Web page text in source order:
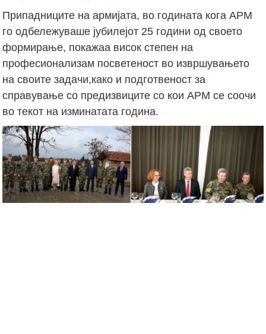
Припадниците на армијата, во годината кога АРМ
го одбележуваше јубилејот 25 години од своето
формирање, покажаа висок степен на
професионализам посветеност во извршувањето
на своите задачи,како и подготвеност за
справување со предизвиците со кои АРМ се соочи
во текот на изминатата година.